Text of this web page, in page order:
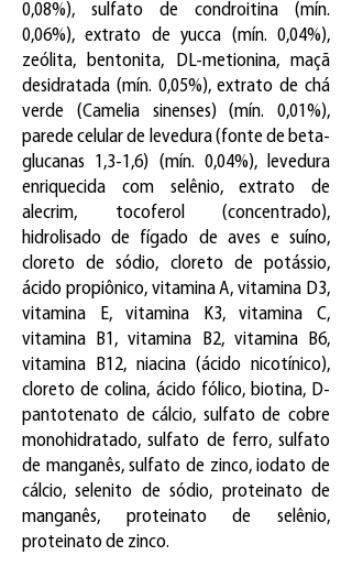
0,08%), sulfato de condroitina (mín.
0,06%), extrato de yucca (mín. 0,04%),
zeólita, bentonita, DL-metionina, maçã
desidratada (mín. 0,05%), extrato de chá
verde (Camelia sinenses) (mín. 0,01%),
parede celular de levedura (fonte de beta-
glucanas 1,3-1,6) (mín. 0,04%), levedura
enriquecida com selênio, extrato de
alecrim, tocoferol (concentrado),
hidrolisado de fígado de aves e suíno,
cloreto de sódio, cloreto de potássio,
ácido propiônico, vitamina A, vitamina D3,
vitamina E, vitamina K3, vitamina C,
vitamina B1, vitamina B2, vitamina B6,
vitamina B12, niacina (ácido nicotínico),
cloreto de colina, ácido fólico, biotina, D-
pantotenato de cálcio, sulfato de cobre
monohidratado, sulfato de ferro, sulfato
de manganês, sulfato de zinco, iodato de
cálcio, selenito de sódio, proteinato de
manganês, proteinato de selênio,
proteinato de zinco.